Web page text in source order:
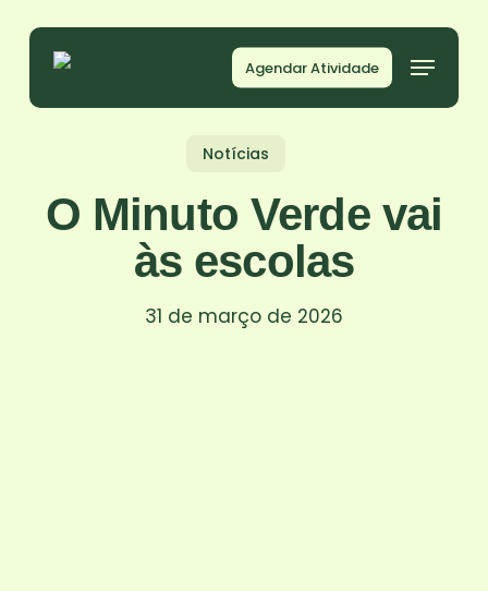
content
Agendar Atividade
Notícias
O Minuto Verde vai
às escolas
31 de março de 2026